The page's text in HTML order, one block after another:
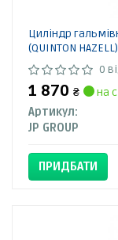
Циліндр
(QUINTON HAZELL)
0
1 870 ₴
на
Артикул:
JP GROUP
ПРИДБАТИ